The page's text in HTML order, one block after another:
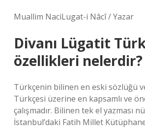
Muallim NaciLugat-i Nâcî / Yazar
Divanı Lügatit
özellikleri nelerdir?
Türkçenin bilinen en eski sözlüğü ve
Türkçesi üzerine en kapsamlı ve
çalışmadır. Bilinen tek el yazması
İstanbul’daki Fatih Millet